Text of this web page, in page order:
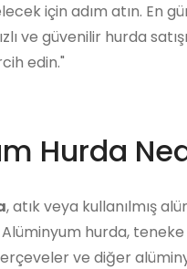
için adım atın. En
ve güvenilir hurda satışı
edin."
Hurda
, atık veya kullanılmış
hurda,
ve diğer